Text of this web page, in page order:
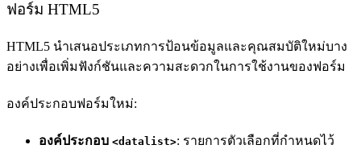
ฟอร์ม HTML5
HTML5 นำเสนอประเภทการป้อนข้อมูลและคุณสมบัติใหม่บาง
อย่างเพื่อเพิ่มฟังก์ชันและความสะดวกในการใช้งานของฟอร์ม
องค์ประกอบฟอร์มใหม่:
องค์ประกอบ <datalist>: รายการตัวเลือกที่กำหนดไว้